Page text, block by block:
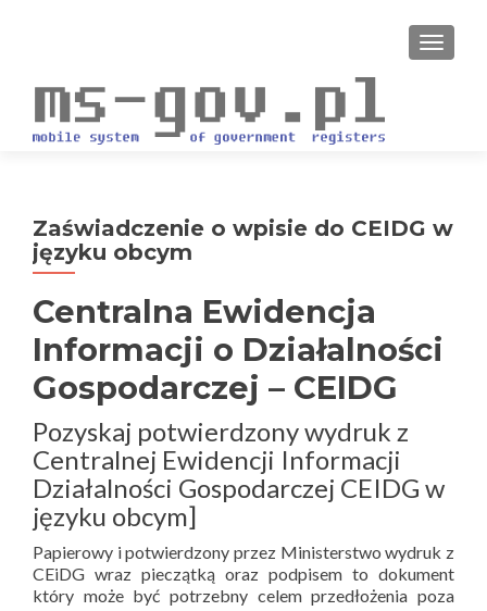
Zaświadczenie o wpisie do CEIDG w
języku obcym
Centralna Ewidencja
Informacji o Działalności
Gospodarczej – CEIDG
Pozyskaj potwierdzony wydruk z
Centralnej Ewidencji Informacji
Działalności Gospodarczej CEIDG w
języku obcym]
Papierowy i potwierdzony przez Ministerstwo wydruk z
CEiDG wraz pieczątką oraz podpisem to dokument
który może być potrzebny celem przedłożenia poza